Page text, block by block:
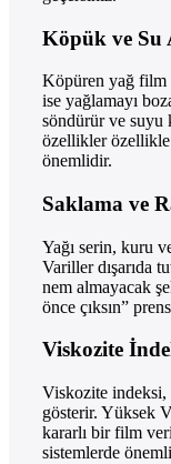
Köpük ve Su
Köpüren yağ film
ise yağlamayı
söndürür ve suyu
özellikler
önemlidir.
Saklama ve
Yağı serin, kuru
Variller dışarıda
nem almayacak
önce çıksın”
Viskozite
Viskozite indeksi,
gösterir. Yüksek
kararlı bir film
sistemlerde